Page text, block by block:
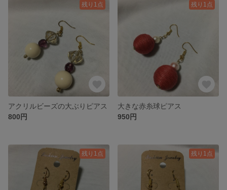
残り1点
アクリルビーズの大ぶりピアス
800円
残り1点
大きな赤糸球ピアス
950円
残り1点 残り1点